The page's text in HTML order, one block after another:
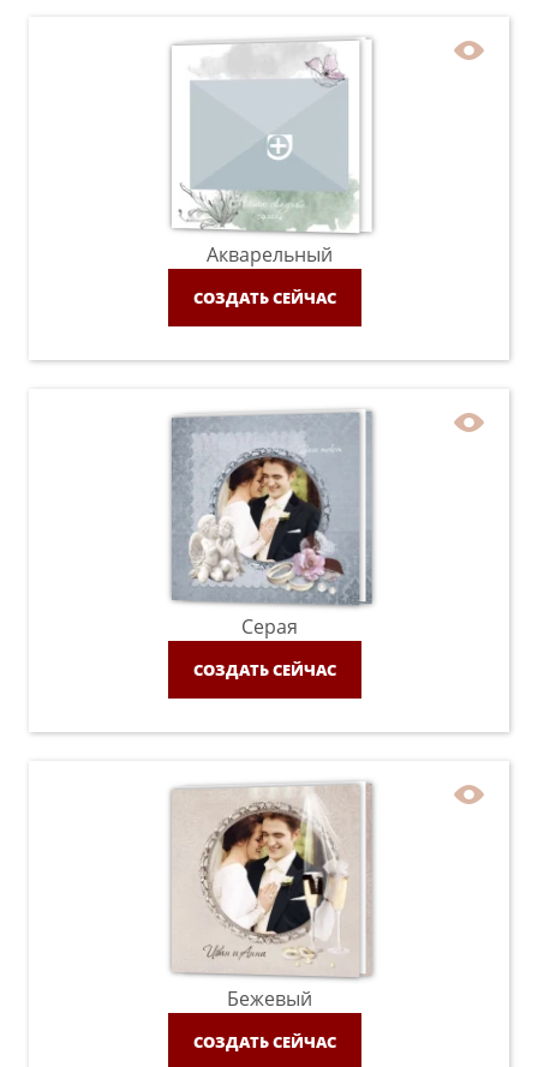
Акварельный
СОЗДАТЬ СЕЙЧАС
Серая
СОЗДАТЬ СЕЙЧАС
Бежевый
СОЗДАТЬ СЕЙЧАС